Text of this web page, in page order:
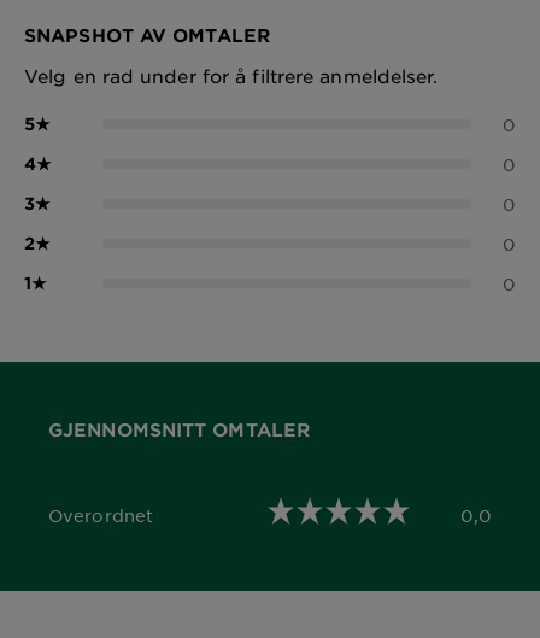
SNAPSHOT AV OMTALER
Velg en rad under for å filtrere anmeldelser.
5★ 0
4★ 0
3★ 0
2★ 0
1★ 0
GJENNOMSNITT OMTALER
Overordnet
0,0 out of 5 stars 0,0